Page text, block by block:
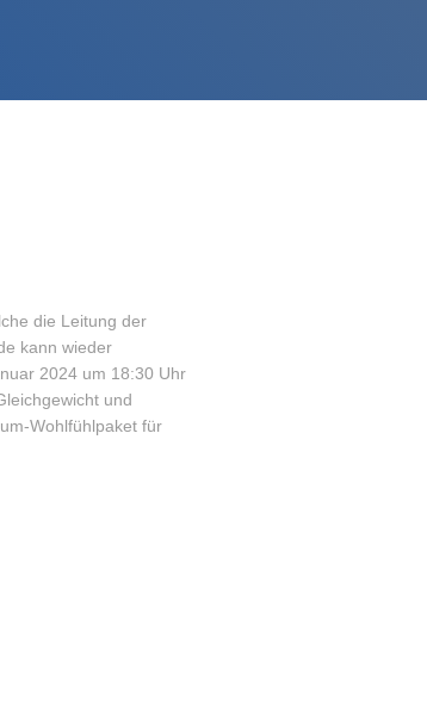
die Leitung der
kann wieder
2024 um 18:30 Uhr
und
Wohlfühlpaket für